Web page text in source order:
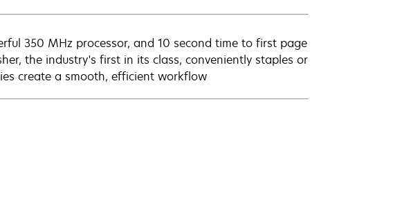
350 MHz processor, and 10 second time to first page
the industry's first in its class, conveniently staples or
create a smooth, efficient workflow